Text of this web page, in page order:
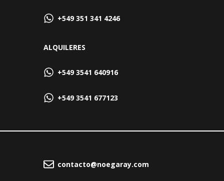
+549 351 341 4246
ALQUILERES
+549 3541 640916
+549 3541 677123
contacto@noegaray.com